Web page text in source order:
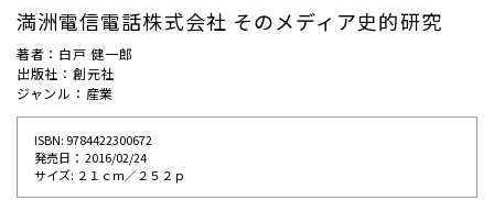
満洲電信電話株式会社 そのメディア史的研究
著者：白戸 健一郎
出版社：創元社
ジャンル：産業
ISBN: 9784422300672
発売⽇： 2016/02/24
サイズ: ２１ｃｍ／２５２ｐ